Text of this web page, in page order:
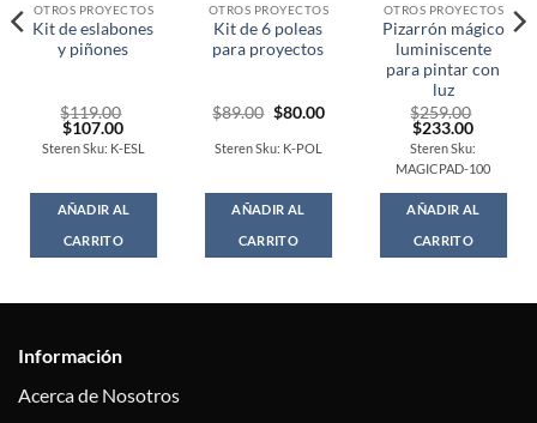
OTROS PROYECTOS
Kit de eslabones
y piñones
$119.00
Original
price
was:
$107.00Current
price
is:
Steren Sku: K-ESL
AÑADIR AL
CARRITO
OTROS PROYECTOS
Kit de 6 poleas
para proyectos
$89.00 Original
was:
$89.00.
$80.00Current
Steren Sku: K-POL
AÑADIR AL
CARRITO
OTROS PROYECTOS
Pizarrón mágico
luminiscente
para pintar con
luz
$259.00
Original
price
was:
$259.00.
$233.00Current
price
is:
$233.00.
Steren Sku:
MAGICPAD-100
AÑADIR AL
CARRITO
Información
Acerca de Nosotros